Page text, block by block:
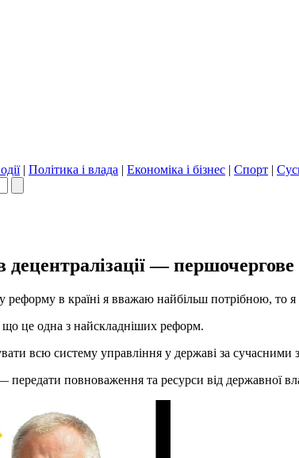
| Політика і влада | Економіка і бізнес | Спорт |
децентралізації —
в країні я вважаю найбільш потрібною, то я
це одна з найскладніших реформ.
всю систему управління у державі за сучасними
передати повноваження та ресурси від державної